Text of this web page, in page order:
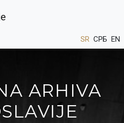
SR СРБ EN
ARHIVA